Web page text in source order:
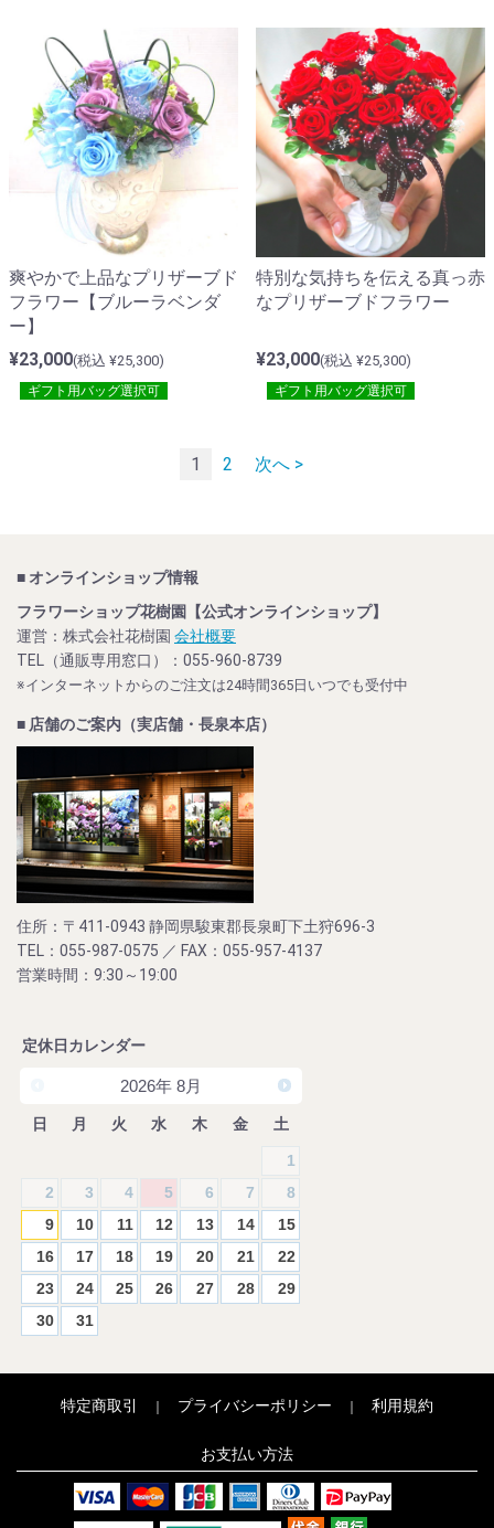
爽やかで上品なプリザーブド
フラワー【ブルーラベンダ
ー】
¥23,000(税込 ¥25,300)
ギフト用バッグ選択可
特別な気持ちを伝える真っ赤
なプリザーブドフラワー
¥23,000(税込 ¥25,300)
ギフト用バッグ選択可
1 2 次へ >
■ オンラインショップ情報
フラワーショップ花樹園【公式オンラインショップ】
運営：株式会社花樹園 会社概要
TEL（通販専用窓口）：055-960-8739
※インターネットからのご注文は24時間365日いつでも受付中
■ 店舗のご案内（実店舗・長泉本店）
住所：〒411-0943 静岡県駿東郡長泉町下土狩696-3
TEL：055-987-0575 ／ FAX：055-957-4137
営業時間：9:30～19:00
定休日カレンダー
2026年 8月
日 月 火 水 木 金 土
1
2
3 4 5 6 7
8
9
10 11 12 13 14
15
16
17 18 19 20 21
22
23
24 25 26 27 28
29
30
31
特定商取引 プライバシーポリシー 利用規約
お支払い方法